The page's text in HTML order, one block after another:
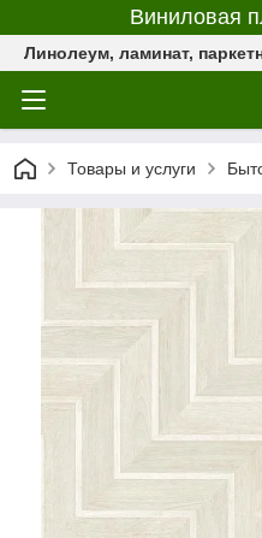
Виниловая
Линолеум, ламинат,
Товары и услуги